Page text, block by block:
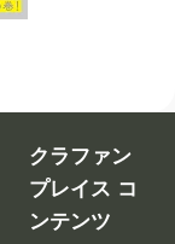
ング入
門編
クラウ